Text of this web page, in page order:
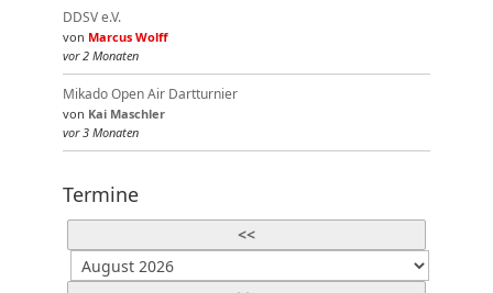
DDSV e.V.
von Marcus Wolff
vor 2 Monaten
Mikado Open Air Dartturnier
von Kai Maschler
vor 3 Monaten
Termine
<<